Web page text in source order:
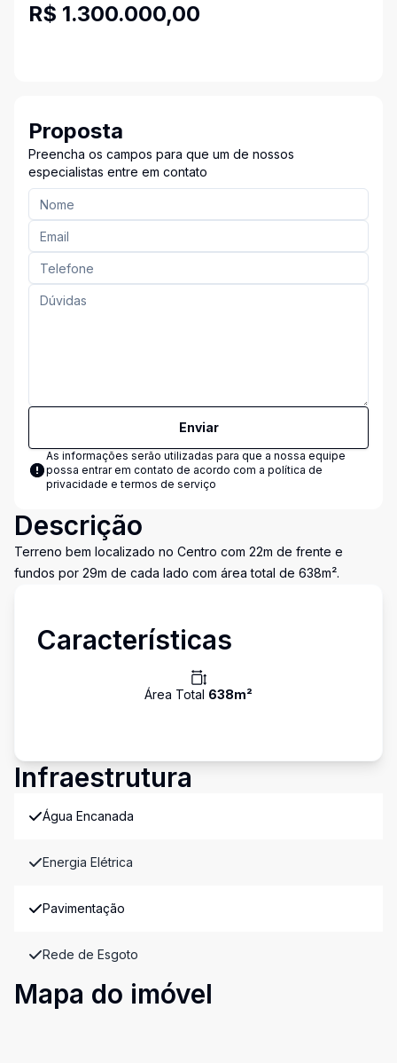
R$ 1.300.000,00
Proposta
Preencha os campos para que um de nossos
especialistas entre em contato
Enviar
As informações serão utilizadas para que a nossa equipe
possa entrar em contato de acordo com a política de
privacidade e termos de serviço
Descrição
Terreno bem localizado no Centro com 22m de frente e
fundos por 29m de cada lado com área total de 638m².
Características
Área Total 638m²
Infraestrutura
Água Encanada
Energia Elétrica
Pavimentação
Rede de Esgoto
Mapa do imóvel